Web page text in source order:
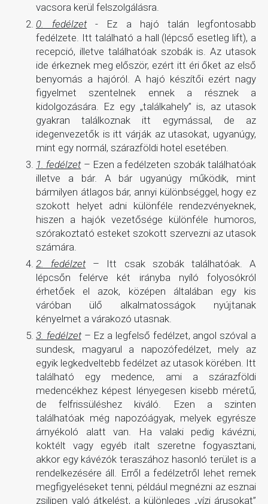
vacsora kerül felszolgálásra.
0. fedélzet- Ez a hajó talán legfontosabb
fedélzete. Itt található a hall (lépcső esetleg lift), a
recepció, illetve találhatóak szobák is. Az utasok
ide érkeznek meg először, ezért itt éri őket az első
benyomás a hajóról. A hajó készítői ezért nagy
figyelmet szentelnek ennek a résznek a
kidolgozására. Ez egy „találkahely” is, az utasok
gyakran találkoznak itt egymással, de az
idegenvezetők is itt várják az utasokat, ugyanúgy,
mint egy normál, szárazföldi hotel esetében.
1. fedélzet– Ezen a fedélzeten szobák találhatóak
illetve a bár. A bár ugyanúgy működik, mint
bármilyen átlagos bár, annyi különbséggel, hogy ez
szokott helyet adni különféle rendezvényeknek,
hiszen a hajók vezetősége különféle humoros,
szórakoztató esteket szokott szervezni az utasok
számára.
2. fedélzet– Itt csak szobák találhatóak. A
lépcsőn felérve két irányba nyíló folyosókról
érhetőek el azok, középen általában egy kis
váróban ülő alkalmatosságok nyújtanak
kényelmet a várakozó utasnak.
3. fedélzet– Ez a legfelső fedélzet, angol szóval a
sundesk, magyarul a napozófedélzet, mely az
egyik legkedveltebb fedélzet az utasok körében. Itt
található egy medence, ami a szárazföldi
medencékhez képest lényegesen kisebb méretű,
de felfrissüléshez kiváló. Ezen a szinten
találhatóak még napozóágyak, melyek egyrésze
árnyékoló alatt van. Ha valaki pedig kávézni,
koktélt vagy egyéb italt szeretne fogyasztani,
akkor egy kávézók teraszához hasonló terület is a
rendelkezésére áll. Erről a fedélzetről lehet remek
megfigyeléseket tenni, például megnézni az esznai
zsilipen való átkelést, a különleges „vízi árusokat”